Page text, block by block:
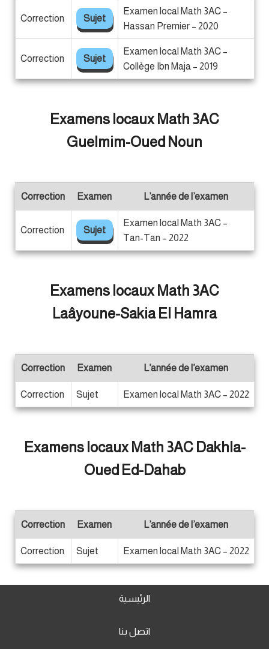
Examen local Math 3AC –
Hassan Premier – 2020
Sujet
Correction
Examen local Math 3AC –
Collège Ibn Maja – 2019
Sujet
Correction
Examens locaux Math 3AC
Guelmim-Oued Noun
L’année de l’examen
Examen
Correction
Examen local Math 3AC –
Tan-Tan – 2022
Sujet
Correction
Examens locaux Math 3AC
Laâyoune-Sakia El Hamra
L’année de l’examen
Examen
Correction
Examen local Math 3AC – 2022
Sujet
Correction
Examens locaux Math 3AC Dakhla-
Oued Ed-Dahab
L’année de l’examen
Examen
Correction
Examen local Math 3AC – 2022
Sujet
Correction
الرئيسية
اتصل بنا